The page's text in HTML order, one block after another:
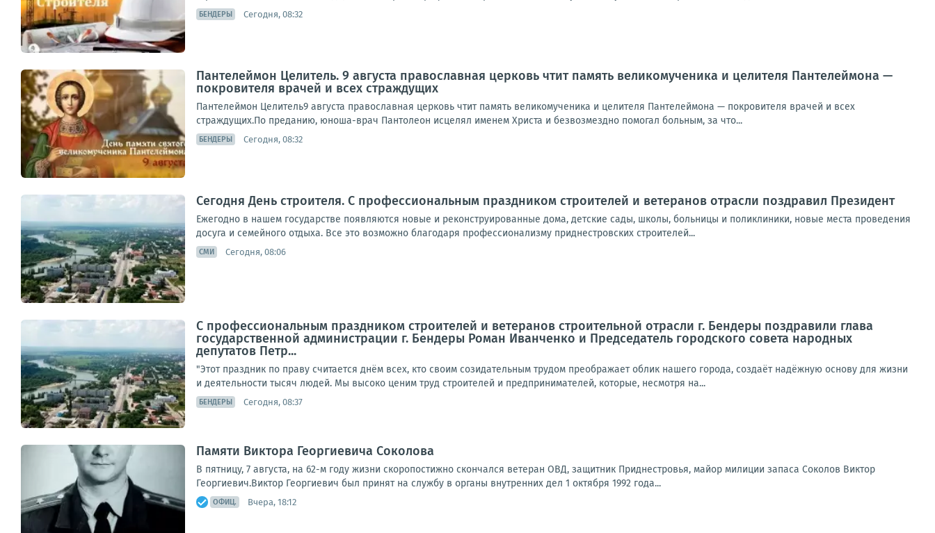
БЕНДЕРЫ Сегодня, 08:32
Пантелеймон Целитель. 9 августа православная церковь чтит память великомученика и целителя Пантелеймона —
покровителя врачей и всех страждущих
Пантелеймон Целитель9 августа православная церковь чтит память великомученика и целителя Пантелеймона — покровителя врачей и всех
страждущих.По преданию, юноша-врач Пантолеон исцелял именем Христа и безвозмездно помогал больным, за что...
БЕНДЕРЫ Сегодня, 08:32
Сегодня День строителя. С профессиональным праздником строителей и ветеранов отрасли поздравил Президент
Ежегодно в нашем государстве появляются новые и реконструированные дома, детские сады, школы, больницы и поликлиники, новые места проведения
досуга и семейного отдыха. Все это возможно благодаря профессионализму приднестровских строителей...
СМИ Сегодня, 08:06
С профессиональным праздником строителей и ветеранов строительной отрасли г. Бендеры поздравили глава
государственной администрации г. Бендеры Роман Иванченко и Председатель городского совета народных
депутатов Петр...
"Этот праздник по праву считается днём всех, кто своим созидательным трудом преображает облик нашего города, создаёт надёжную основу для жизни
и деятельности тысяч людей. Мы высоко ценим труд строителей и предпринимателей, которые, несмотря на...
БЕНДЕРЫ Сегодня, 08:37
Памяти Виктора Георгиевича Соколова
В пятницу, 7 августа, на 62-м году жизни скоропостижно скончался ветеран ОВД, защитник Приднестровья, майор милиции запаса Соколов Виктор
Георгиевич.Виктор Георгиевич был принят на службу в органы внутренних дел 1 октября 1992 года...
ОФИЦ. Вчера, 18:12